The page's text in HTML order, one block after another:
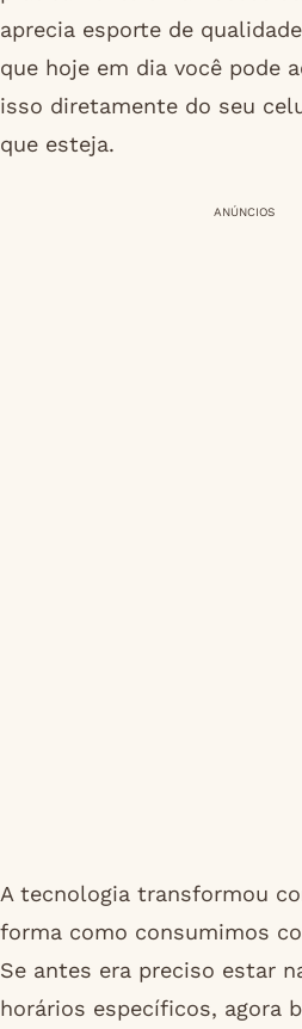
aprecia esporte de
que hoje em dia você pode
isso diretamente do seu
que esteja.
ANÚNCIOS
A tecnologia transformou
forma como consumimos
Se antes era preciso estar
horários específicos, agora